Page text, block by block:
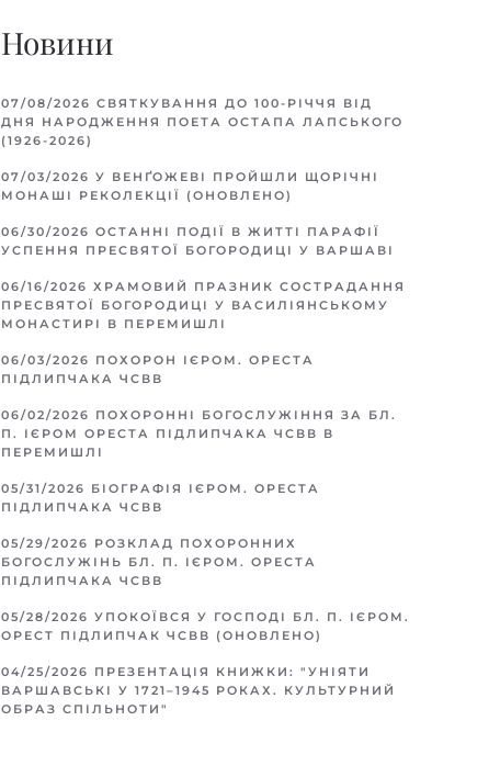
Новини
07/08/2026 СВЯТКУВАННЯ ДО 100-РІЧЧЯ ВІД
ДНЯ НАРОДЖЕННЯ ПОЕТА ОСТАПА ЛАПСЬКОГО
(1926-2026)
07/03/2026 У ВЕНҐОЖЕВІ ПРОЙШЛИ ЩОРІЧНІ
МОНАШІ РЕКОЛЕКЦІЇ (ОНОВЛЕНО)
06/30/2026 ОСТАННІ ПОДІЇ В ЖИТТІ ПАРАФІЇ
УСПЕННЯ ПРЕСВЯТОЇ БОГОРОДИЦІ У ВАРШАВІ
06/16/2026 ХРАМОВИЙ ПРАЗНИК СОСТРАДАННЯ
ПРЕСВЯТОЇ БОГОРОДИЦІ У ВАСИЛІЯНСЬКОМУ
МОНАСТИРІ В ПЕРЕМИШЛІ
06/03/2026 ПОХОРОН ІЄРОМ. ОРЕСТА
ПІДЛИПЧАКА ЧСВВ
06/02/2026 ПОХОРОННІ БОГОСЛУЖІННЯ ЗА БЛ.
П. ІЄРОМ ОРЕСТА ПІДЛИПЧАКА ЧСВВ В
ПЕРЕМИШЛІ
05/31/2026 БІОГРАФІЯ ІЄРОМ. ОРЕСТА
ПІДЛИПЧАКА ЧСВВ
05/29/2026 РОЗКЛАД ПОХОРОННИХ
БОГОСЛУЖІНЬ БЛ. П. ІЄРОМ. ОРЕСТА
ПІДЛИПЧАКА ЧСВВ
05/28/2026 УПОКОЇВСЯ У ГОСПОДІ БЛ. П. ІЄРОМ.
ОРЕСТ ПІДЛИПЧАК ЧСВВ (ОНОВЛЕНО)
04/25/2026 ПРЕЗЕНТАЦІЯ КНИЖКИ: "УНІЯТИ
ВАРШАВСЬКІ У 1721–1945 РОКАХ. КУЛЬТУРНИЙ
ОБРАЗ СПІЛЬНОТИ"